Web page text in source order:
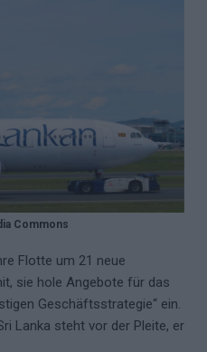
Commons
Flotte um 21 neue
sie hole Angebote für das
Geschäftsstrategie“ ein.
Lanka steht vor der Pleite, er